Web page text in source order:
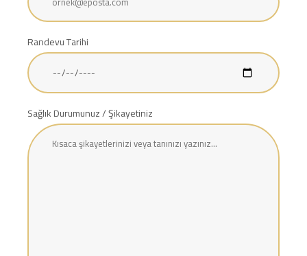
Randevu Tarihi
Sağlık Durumunuz / Şikayetiniz